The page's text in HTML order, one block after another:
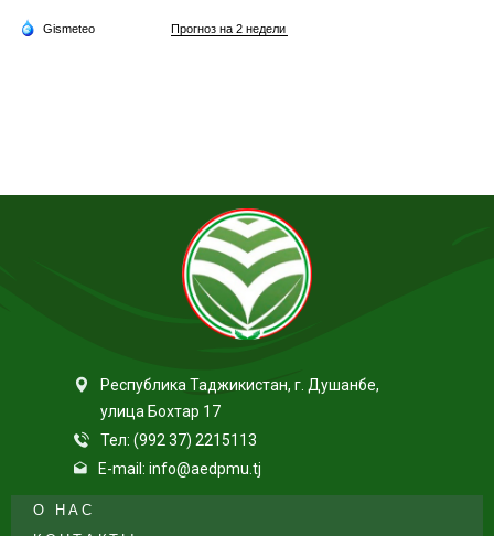
Республика Таджикистан, г. Душанбе,
улица Бохтар 17
Тел: (992 37) 2215113
E-mail: info@aedpmu.tj
О НАС